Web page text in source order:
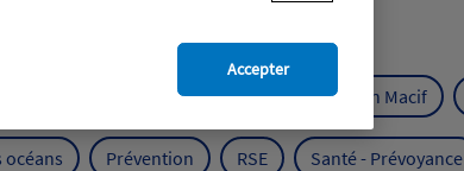
Expérience clients Fondation Macif
Prévention RSE Santé - Prévoyance
Accepter